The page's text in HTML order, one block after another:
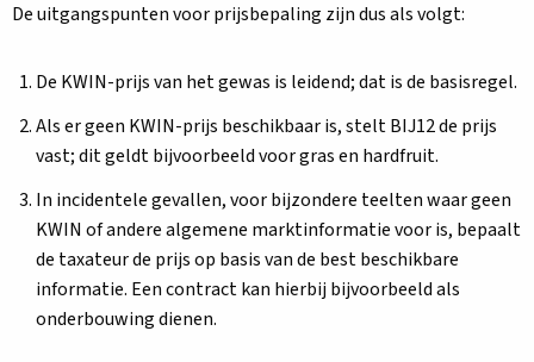
De uitgangspunten voor prijsbepaling zijn dus als volgt:
De KWIN-prijs van het gewas is leidend; dat is de basisregel.
Als er geen KWIN-prijs beschikbaar is, stelt BIJ12 de prijs
vast; dit geldt bijvoorbeeld voor gras en hardfruit.
In incidentele gevallen, voor bijzondere teelten waar geen
KWIN of andere algemene marktinformatie voor is, bepaalt
de taxateur de prijs op basis van de best beschikbare
informatie. Een contract kan hierbij bijvoorbeeld als
onderbouwing dienen.